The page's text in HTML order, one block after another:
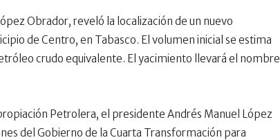
Obrador, reveló la localización de un nuevo
de Centro, en Tabasco. El volumen inicial se estima
crudo equivalente. El yacimiento llevará el nombre
Petrolera, el presidente Andrés Manuel López
del Gobierno de la Cuarta Transformación para